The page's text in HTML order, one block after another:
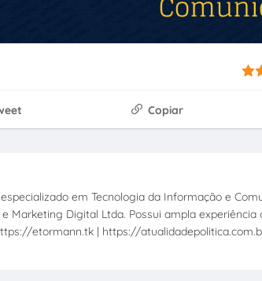
Copiar
em Tecnologia da Informação e
Marketing Digital Ltda. Possui ampla
etormann.tk | https://